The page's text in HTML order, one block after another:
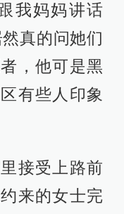
我妈妈讲话
真的问她们
，他可是黑
有些人印象
接受上路前
来的女士完